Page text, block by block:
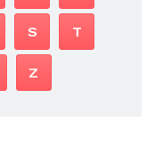
S T
Z